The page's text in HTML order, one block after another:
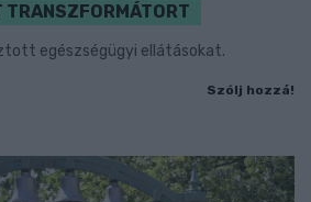
TRANSZFORMÁTORT
egészségügyi ellátásokat.
Szólj hozzá!